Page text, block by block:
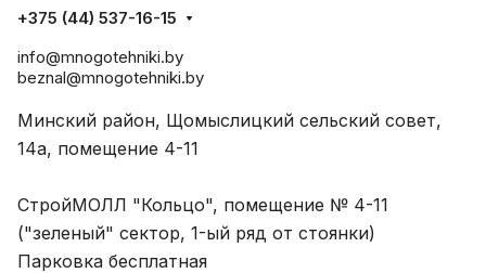
+375 (44) 537-16-15
info@mnogotehniki.by
beznal@mnogotehniki.by
Минский район, Щомыслицкий сельский совет,
14а, помещение 4-11
СтройМОЛЛ "Кольцо", помещение № 4-11
("зеленый" сектор, 1-ый ряд от стоянки)
Парковка бесплатная